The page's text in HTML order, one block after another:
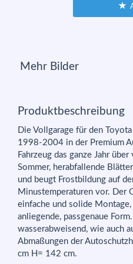
Mehr Bilder
Produktbeschreibung
Die Vollgarage für den
1998-2004 in der Premium
Fahrzeug das ganze Jahr
Sommer, herabfallende
und beugt Frostbildung auf
Minustemperaturen vor. Der
einfache und solide
anliegende, passgenaue
wasserabweisend, wie auch
Abmaßungen der
cm H= 142 cm.